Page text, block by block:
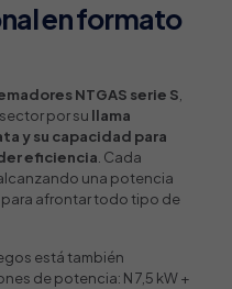
en formato
NTGAS serie S
por su llama
y su capacidad para
eficiencia . Cada
una potencia
afrontar todo tipo de
está también
de potencia: N 7,5 kW +